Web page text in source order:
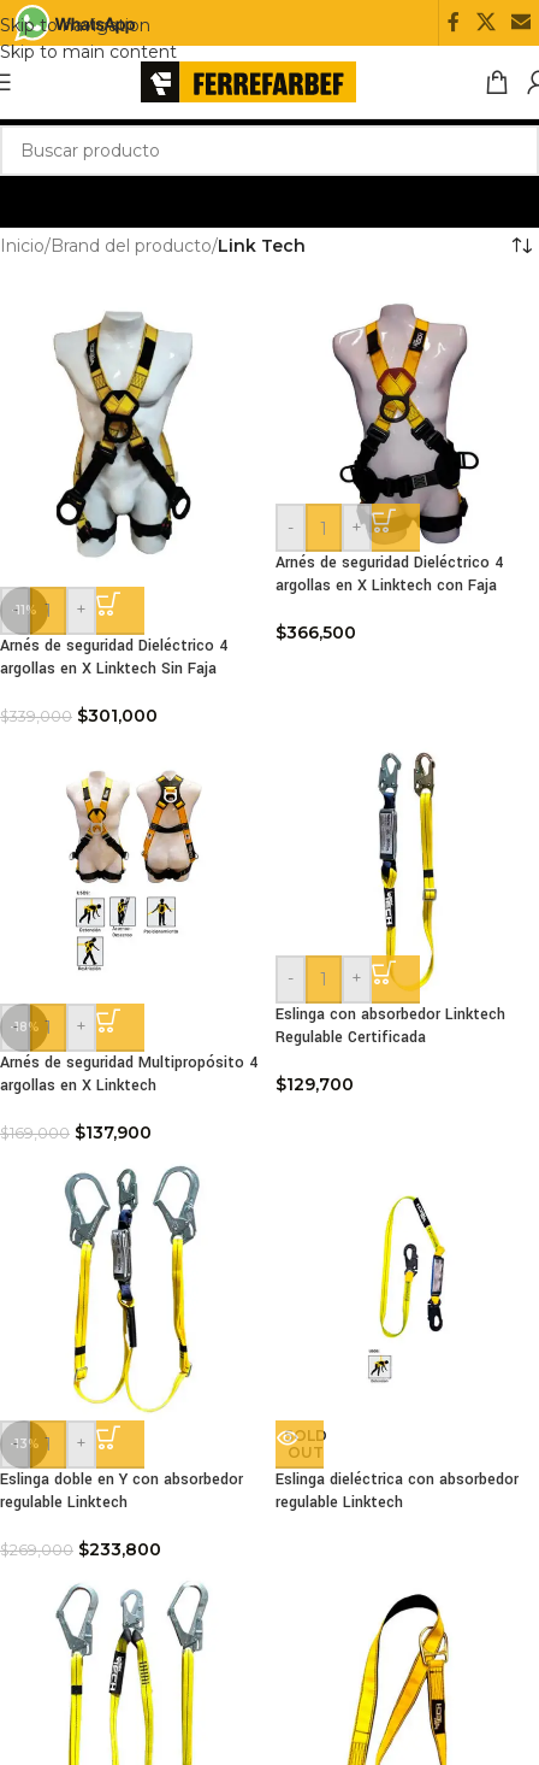
Skip to navigation
Skip to main content
Inicio/Brand del producto/Link Tech
-11%
-
+
Arnés de seguridad Dieléctrico 4
argollas en X Linktech Sin Faja
$339,000 $301,000
-
+
Arnés de seguridad Dieléctrico 4
argollas en X Linktech con Faja
$366,500
-18%
-
+
Arnés de seguridad Multipropósito 4
argollas en X Linktech
$169,000 $137,900
-
+
Eslinga con absorbedor Linktech
Regulable Certificada
$129,700
-13%
-
+
Eslinga doble en Y con absorbedor
regulable Linktech
$269,000 $233,800
SOLD
OUT
Eslinga dieléctrica con absorbedor
regulable Linktech